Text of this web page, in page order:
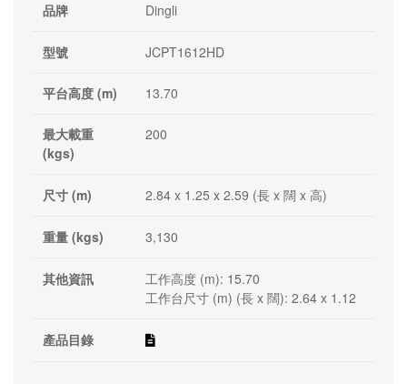
品牌 Dingli
型號 JCPT1612HD
平台高度 (m) 13.70
最大載重
(kgs)
200
尺寸 (m) 2.84 x 1.25 x 2.59 (長 x 闊 x 高)
重量 (kgs) 3,130
其他資訊
工作高度 (m): 15.70
工作台尺寸 (m) (長 x 闊): 2.64 x 1.12
產品目錄